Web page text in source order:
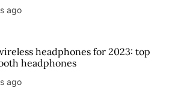
ago
headphones for 2023: top
headphones
ago